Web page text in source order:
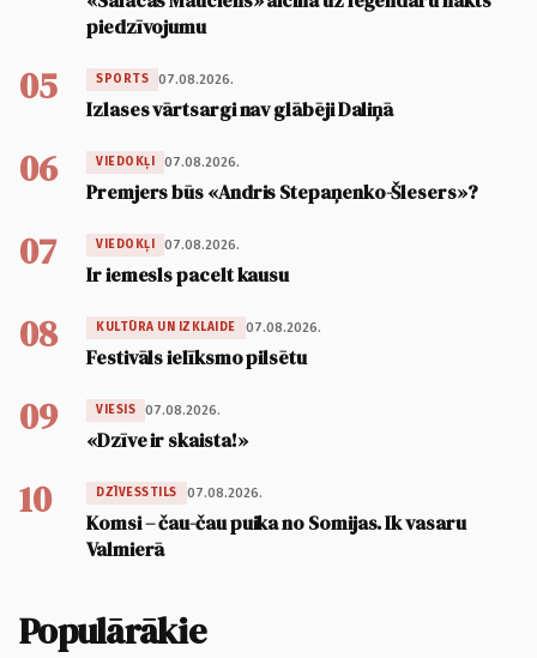
piedzīvojumu
05 SPORTS 07.08.2026.
Izlases vārtsargi nav glābēji Daliņā
06 VIEDOKĻI 07.08.2026.
Premjers būs «Andris Stepaņenko-Šlesers»?
07 VIEDOKĻI 07.08.2026.
Ir iemesls pacelt kausu
08 KULTŪRA UN IZKLAIDE 07.08.2026.
Festivāls ielīksmo pilsētu
09 VIESIS 07.08.2026.
«Dzīve ir skaista!»
10 DZĪVESSTILS 07.08.2026.
Komsi – čau-čau puika no Somijas. Ik vasaru
Valmierā
Populārākie